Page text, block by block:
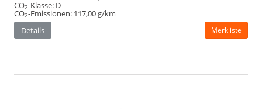
CO2-Klasse: D
CO2-Emissionen: 117,00 g/km
Details
Merkliste